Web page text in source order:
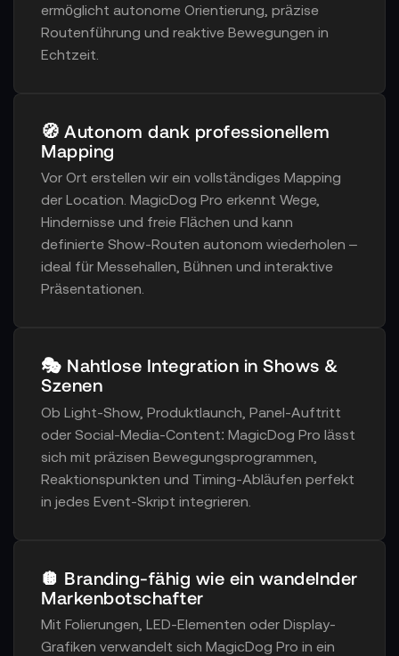
ermöglicht autonome Orientierung, präzise
Routenführung und reaktive Bewegungen in
Echtzeit.
🧭 Autonom dank professionellem
Mapping
Vor Ort erstellen wir ein vollständiges Mapping
der Location. MagicDog Pro erkennt Wege,
Hindernisse und freie Flächen und kann
definierte Show-Routen autonom wiederholen –
ideal für Messehallen, Bühnen und interaktive
Präsentationen.
🎭 Nahtlose Integration in Shows &
Szenen
Ob Light-Show, Produktlaunch, Panel-Auftritt
oder Social-Media-Content: MagicDog Pro lässt
sich mit präzisen Bewegungsprogrammen,
Reaktionspunkten und Timing-Abläufen perfekt
in jedes Event-Skript integrieren.
🪩 Branding-fähig wie ein wandelnder
Markenbotschafter
Mit Folierungen, LED-Elementen oder Display-
Grafiken verwandelt sich MagicDog Pro in ein